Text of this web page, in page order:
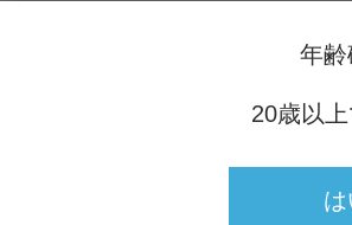
・・未成年者の喫煙は法律で禁止されてい
事前に身分証明書（運転免許所、保険
画像が不鮮明で確認できない場合などは
仲町3-1-5 横田たばこ店
年
20歳以
は